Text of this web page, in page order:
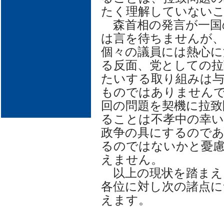
たく理解していない
森首相の発言が一
は言を待ちませんが
個々の議員には熱心
る反面、党としての
たいする取り組みは
ものではありません
回の問題を契機に拉
ることは不孝中の幸
政争の具にするので
るのではないかと憂
えません。
以上の現状を踏ま
各位に対し次の諸点
えます。